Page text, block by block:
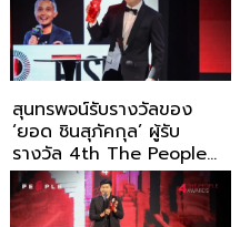
สุนทรพจน์รับรางวัลของ
‘ยอด ชินสุภัคกุล’ ผู้รับ
รางวัล 4th The People
Awards 2025